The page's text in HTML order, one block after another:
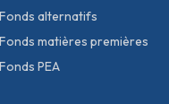
Fonds alternatifs
Fonds matières premières
Fonds PEA